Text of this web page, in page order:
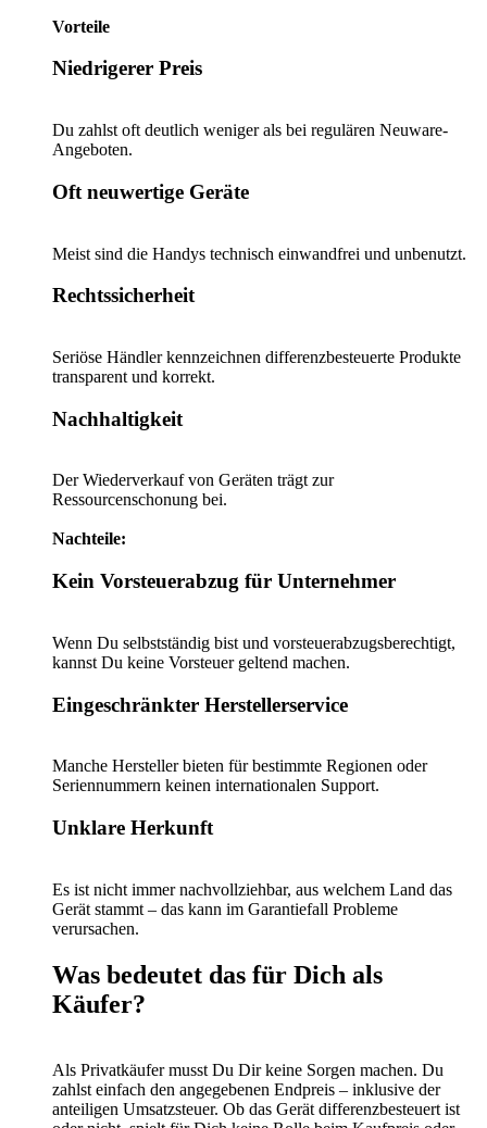
Vorteile
Niedrigerer Preis
Du zahlst oft deutlich weniger als bei regulären Neuware-
Angeboten.
Oft neuwertige Geräte
Meist sind die Handys technisch einwandfrei und unbenutzt.
Rechtssicherheit
Seriöse Händler kennzeichnen differenzbesteuerte Produkte
transparent und korrekt.
Nachhaltigkeit
Der Wiederverkauf von Geräten trägt zur
Ressourcenschonung bei.
Nachteile:
Kein Vorsteuerabzug für Unternehmer
Wenn Du selbstständig bist und vorsteuerabzugsberechtigt,
kannst Du keine Vorsteuer geltend machen.
Eingeschränkter Herstellerservice
Manche Hersteller bieten für bestimmte Regionen oder
Seriennummern keinen internationalen Support.
Unklare Herkunft
Es ist nicht immer nachvollziehbar, aus welchem Land das
Gerät stammt – das kann im Garantiefall Probleme
verursachen.
Was bedeutet das für Dich als
Käufer?
Als Privatkäufer musst Du Dir keine Sorgen machen. Du
zahlst einfach den angegebenen Endpreis – inklusive der
anteiligen Umsatzsteuer. Ob das Gerät differenzbesteuert ist